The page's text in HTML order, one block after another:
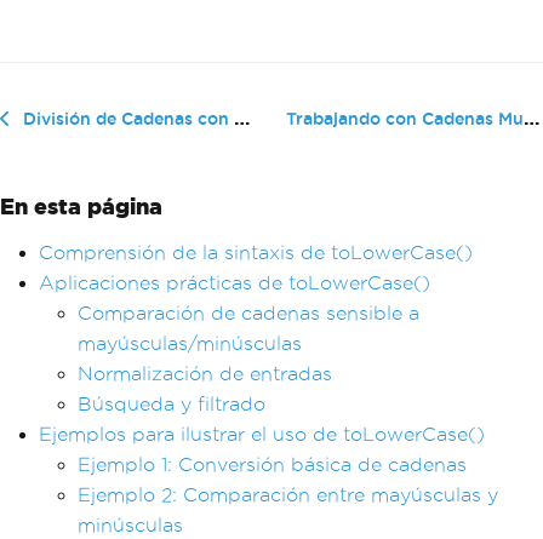
División de Cadenas con Pipes en Java Trabajando con Cadenas Multilínea ...
En esta página
Comprensión de la sintaxis de toLowerCase()
Aplicaciones prácticas de toLowerCase()
Comparación de cadenas sensible a
mayúsculas/minúsculas
Normalización de entradas
Búsqueda y filtrado
Ejemplos para ilustrar el uso de toLowerCase()
Ejemplo 1: Conversión básica de cadenas
Ejemplo 2: Comparación entre mayúsculas y
minúsculas